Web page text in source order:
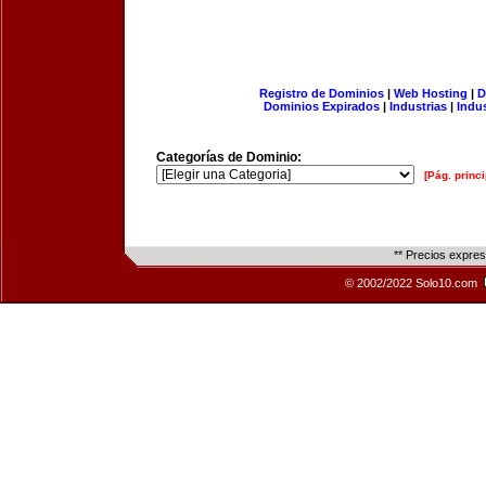
Registro de Dominios| Web Hosting |
Dominios Expirados | Industrias |
Categorías de Dominio:
[Pág.
** Precios
© 2002/2022 Solo10.com